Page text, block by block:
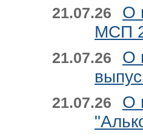
21.07.26
О
МСП
21.07.26
О
21.07.26
О